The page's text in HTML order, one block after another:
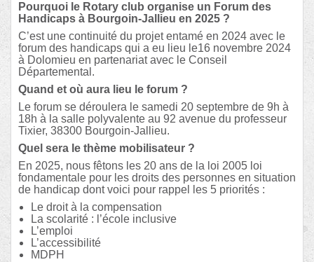
Pourquoi le Rotary club organise un Forum des
Handicaps à Bourgoin-Jallieu en 2025 ?
C’est une continuité du projet entamé en 2024 avec le
forum des handicaps qui a eu lieu le16 novembre 2024
à Dolomieu en partenariat avec le Conseil
Départemental.
Quand et où aura lieu le forum ?
Le forum se déroulera le samedi 20 septembre de 9h à
18h à la salle polyvalente au 92 avenue du professeur
Tixier, 38300 Bourgoin-Jallieu.
Quel sera le thème mobilisateur ?
En 2025, nous fêtons les 20 ans de la loi 2005 loi
fondamentale pour les droits des personnes en situation
de handicap dont voici pour rappel les 5 priorités :
Le droit à la compensation
La scolarité : l’école inclusive
L’emploi
L’accessibilité
MDPH